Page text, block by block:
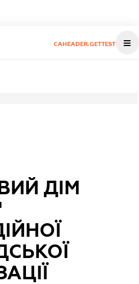
CAHEADER.GETTEST
ДІМ